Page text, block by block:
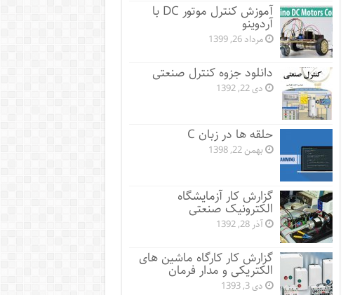
آموزش کنترل موتور DC با
آردوینو
مرداد 26, 1399
دانلود جزوه کنترل صنعتی
دی 22, 1392
حلقه ها در زبان C
بهمن 22, 1398
گزارش کار آزمایشگاه
الکترونیک صنعتی
آذر 28, 1392
گزارش کار کارگاه ماشین های
الکتریکی و مدار فرمان
دی 3, 1393